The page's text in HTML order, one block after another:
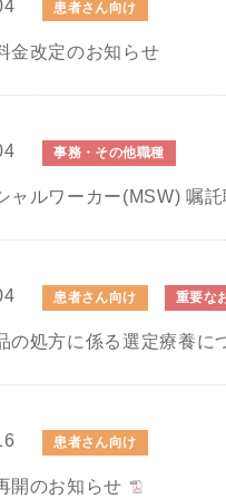
患者さん向け
金改定のお知らせ
事務・その他職種
ャルワーカー(MSW) 嘱
患者さん向け 重要な
の処方に係る選定療養に
患者さん向け
開のお知らせ